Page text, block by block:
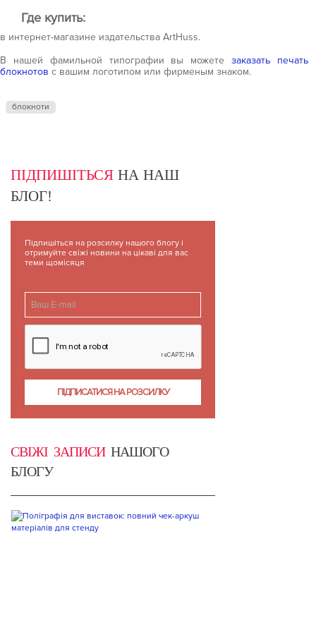
Где купить:
в интернет-магазине издательства ArtHuss.
В нашей фамильной типографии вы можетезаказать печать
блокнотов с вашим логотипом или фирменым знаком.
блокноти
ПІДПИШІТЬСЯ НА НАШ
БЛОГ!
Підпишіться на розсилку нашого блогу і
отримуйте свіжі новини на цікаві для вас
теми щомісяця
СВІЖІ ЗАПИСИНАШОГО
БЛОГУ